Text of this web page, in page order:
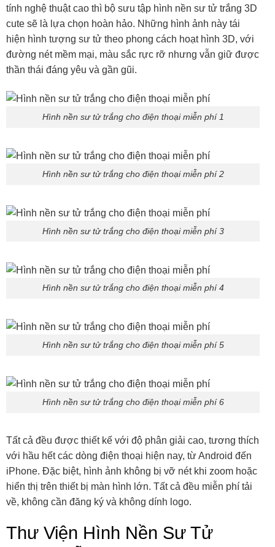
tính nghệ thuật cao thì bộ sưu tập hình nền sư tử trắng 3D
cute sẽ là lựa chọn hoàn hảo. Những hình ảnh này tái
hiện hình tượng sư tử theo phong cách hoạt hình 3D, với
đường nét mềm mại, màu sắc rực rỡ nhưng vẫn giữ được
thần thái đáng yêu và gần gũi.
Hình nền sư tử trắng cho điện thoại miễn phí 1
Hình nền sư tử trắng cho điện thoại miễn phí 2
Hình nền sư tử trắng cho điện thoại miễn phí 3
Hình nền sư tử trắng cho điện thoại miễn phí 4
Hình nền sư tử trắng cho điện thoại miễn phí 5
Hình nền sư tử trắng cho điện thoại miễn phí 6
Tất cả đều được thiết kế với độ phân giải cao, tương thích
với hầu hết các dòng điện thoại hiện nay, từ Android đến
iPhone. Đặc biệt, hình ảnh không bị vỡ nét khi zoom hoặc
hiển thị trên thiết bị màn hình lớn. Tất cả đều miễn phí tải
về, không cần đăng ký và không dính logo.
Thư Viện Hình Nền Sư Tử